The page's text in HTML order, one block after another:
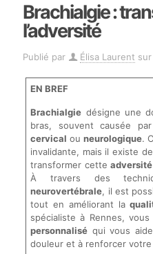
Brachialgie :
l’adversité
Publié par Élisa Laurent sur
EN BREF
Brachialgie désigne une
bras, souvent causée
cervical ouneurologique.
invalidante, mais il existe
transformer cette adversité
À travers des
neurovertébrale, il est
tout en améliorant la
spécialiste à Rennes,
personnalisé qui vous
douleur et à renforcer votre